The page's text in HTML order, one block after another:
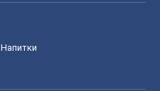
Напитки